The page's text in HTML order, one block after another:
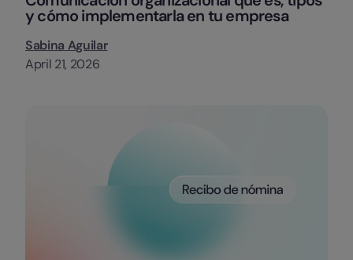
y cómo implementarla en tu empresa
Sabina Aguilar
April 21, 2026